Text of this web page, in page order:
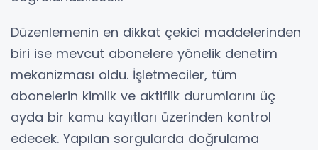
Düzenlemenin en dikkat çekici maddelerinden
biri ise mevcut abonelere yönelik denetim
mekanizması oldu. İşletmeciler, tüm
abonelerin kimlik ve aktiflik durumlarını üç
ayda bir kamu kayıtları üzerinden kontrol
edecek. Yapılan sorgularda doğrulama